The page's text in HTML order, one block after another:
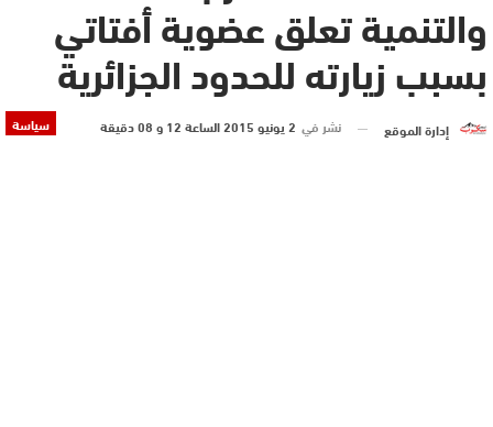
والتنمية تعلق عضوية أفتاتي
بسبب زيارته للحدود الجزائرية
سياسة إدارة الموقع نشر في 2 يونيو 2015 الساعة 12 و 08 دقيقة